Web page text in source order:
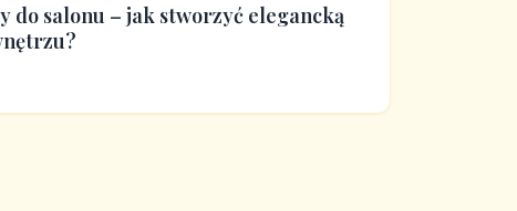
do salonu – jak stworzyć elegancką